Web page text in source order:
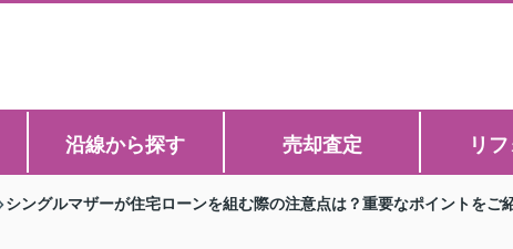
沿線から探す 売却査定 リ
シングルマザーが住宅ローンを組む際の注意点は？重要なポイントをご